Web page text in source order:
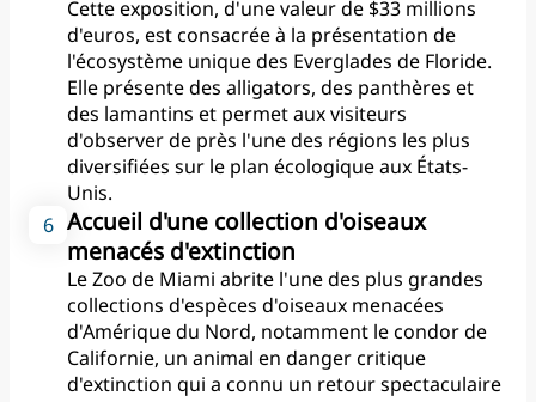
éducatif, situées à proximité
de l'entrée et à l'intérieur du
zoo.
7. Entrées et sorties
Grâce à de multiples points
d'entrée et à des options de
peuvent bénéficier d'un
accès transparent au zoo et
à ses expositions,
notamment grâce à des
tourniquets efficaces à
l'entrée principale.
Cette exposition, d'une valeur de $33 millions
d'euros, est consacrée à la présentation de
l'écosystème unique des Everglades de Floride.
Elle présente des alligators, des panthères et
des lamantins et permet aux visiteurs
d'observer de près l'une des régions les plus
diversifiées sur le plan écologique aux États-
Unis.
Accueil d'une collection d'oiseaux
menacés d'extinction
Le Zoo de Miami abrite l'une des plus grandes
collections d'espèces d'oiseaux menacées
d'Amérique du Nord, notamment le condor de
Californie, un animal en danger critique
d'extinction qui a connu un retour spectaculaire